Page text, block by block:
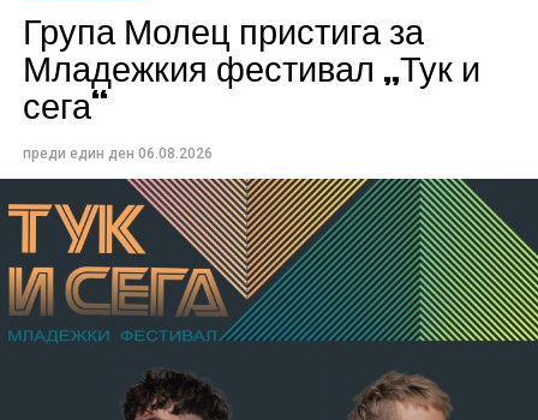
Група Молец пристига за
Младежкия фестивал „Тук и
сега“
преди един ден 06.08.2026